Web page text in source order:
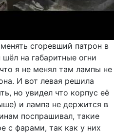
сгоревший патрон в
на габаритные огни
я не менял там лампы не
И вот левая решила
но увидел что корпус её
и лампа не держится в
поспрашивал, такие
с фарами, так как у них